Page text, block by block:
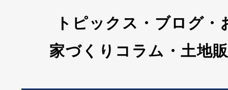
トピックス・ブログ・
家づくりコラム・土地